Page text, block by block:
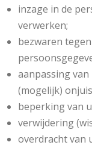
inzage in de
verwerken;
bezwaren
aanpassing
(mogelijk)
beperking van
verwijdering
overdracht van